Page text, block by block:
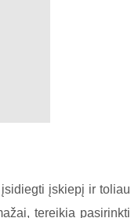
įskiepį ir toliau
tereikia pasirinkti